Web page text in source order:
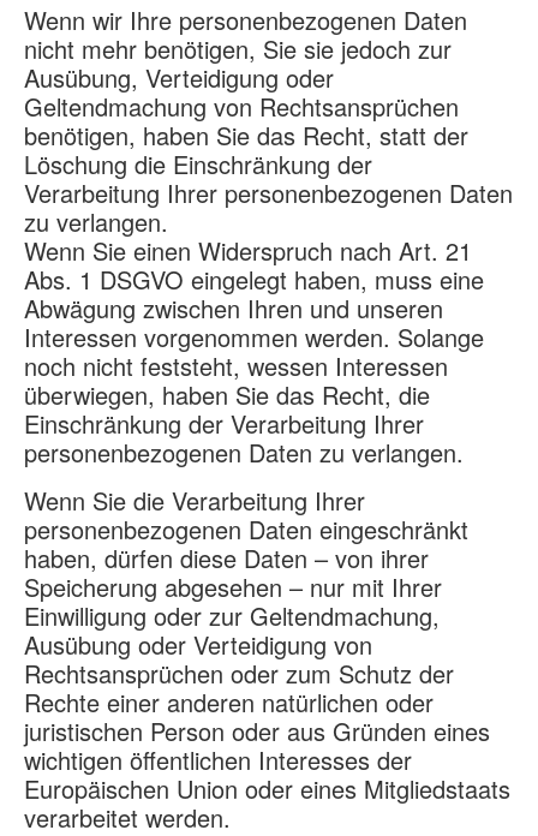
Wenn wir Ihre personenbezogenen Daten
nicht mehr benötigen, Sie sie jedoch zur
Ausübung, Verteidigung oder
Geltendmachung von Rechtsansprüchen
benötigen, haben Sie das Recht, statt der
Löschung die Einschränkung der
Verarbeitung Ihrer personenbezogenen Daten
zu verlangen.
Wenn Sie einen Widerspruch nach Art. 21
Abs. 1 DSGVO eingelegt haben, muss eine
Abwägung zwischen Ihren und unseren
Interessen vorgenommen werden. Solange
noch nicht feststeht, wessen Interessen
überwiegen, haben Sie das Recht, die
Einschränkung der Verarbeitung Ihrer
personenbezogenen Daten zu verlangen.
Wenn Sie die Verarbeitung Ihrer
personenbezogenen Daten eingeschränkt
haben, dürfen diese Daten – von ihrer
Speicherung abgesehen – nur mit Ihrer
Einwilligung oder zur Geltendmachung,
Ausübung oder Verteidigung von
Rechtsansprüchen oder zum Schutz der
Rechte einer anderen natürlichen oder
juristischen Person oder aus Gründen eines
wichtigen öffentlichen Interesses der
Europäischen Union oder eines Mitgliedstaats
verarbeitet werden.